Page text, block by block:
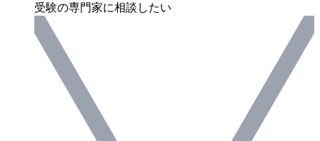
受験の専門家に相談したい